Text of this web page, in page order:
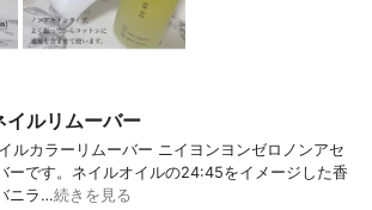
イルリムーバー
ルカラーリムーバー ニイヨンヨンゼロノンアセ
ーです。ネイルオイルの24:45をイメージした香
ニラ…続きを見る